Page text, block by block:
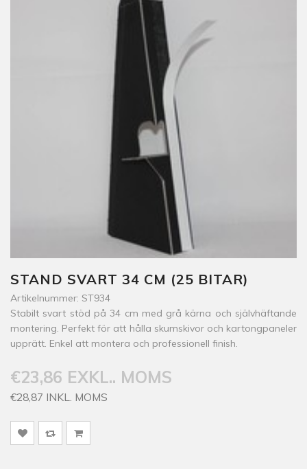
STAND SVART 34 CM (25 BITAR)
Artikelnummer: ST934
Stabilt svart stöd på 34 cm med grå kärna och självhäftande
montering. Perfekt för att hålla skumskivor och kartongpaneler
upprätt. Enkel att montera och professionell finish.
€23,86 EXKL.. MOMS
€28,87 INKL. MOMS